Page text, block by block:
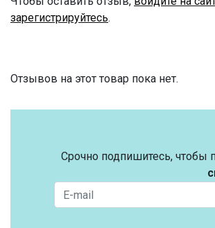
зарегистрируйтесь.
Отзывов на этот товар пока нет.
Срочно подпишитесь, чтобы